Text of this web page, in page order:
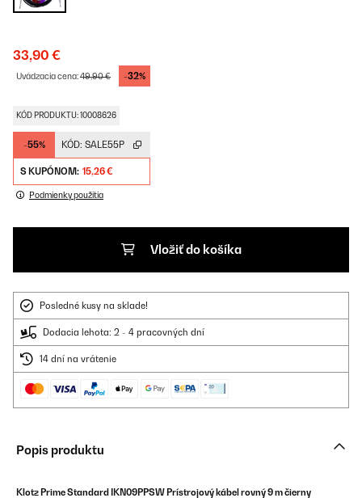
33,90 €
Uvádzacia cena:49,90 € -32%
KÓD PRODUKTU: 10008626
-55% KÓD: SALE55P
S KUPÓNOM: 15,26 €
Podmienky použitia
Vložiť do košíka
Posledné kusy na sklade!
Dodacia lehota: 2 - 4 pracovných dní
14 dní na vrátenie
Popis produktu
Klotz Prime Standard IKN09PPSW Prístrojový kábel rovný 9 m čierny